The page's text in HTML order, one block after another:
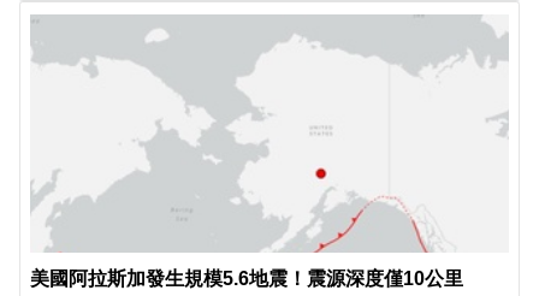
美國阿拉斯加發生規模5.6地震！震源深度僅10公里